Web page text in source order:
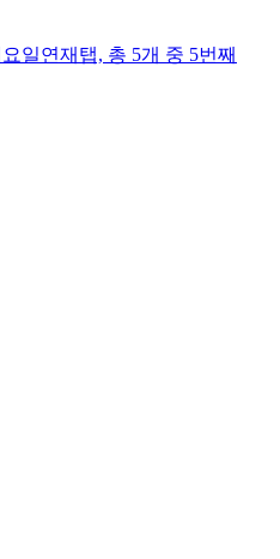
요일연재 탭, 총 5개 중 5번째